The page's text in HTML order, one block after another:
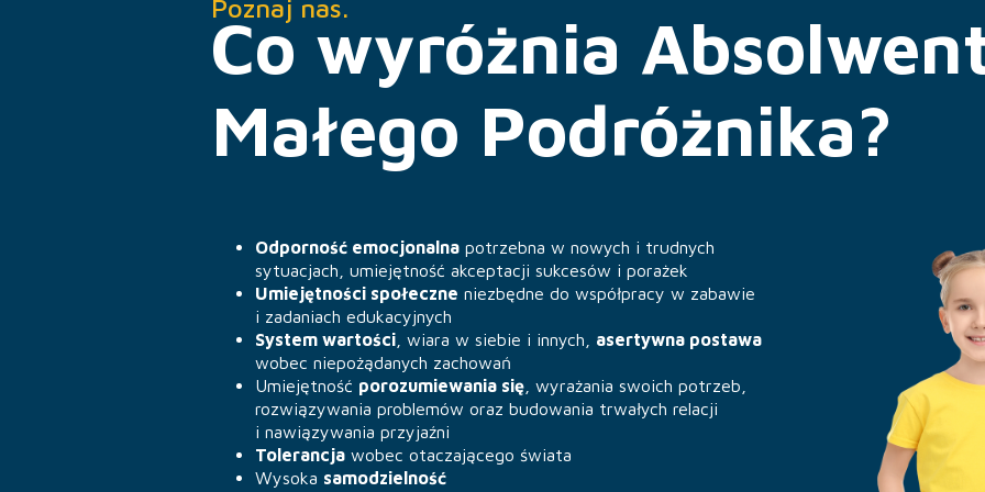
Poznaj nas.
Co wyróżnia
Małego Podróżnika?
Odporność emocjonalna potrzebna w nowych i trudnych
sytuacjach, umiejętność akceptacji sukcesów i porażek
Umiejętności społeczne niezbędne do współpracy w zabawie
i zadaniach edukacyjnych
System wartości , wiara w siebie i innych, asertywna postawa
wobec niepożądanych zachowań
Umiejętność porozumiewania się , wyrażania swoich potrzeb,
rozwiązywania problemów oraz budowania trwałych relacji
i nawiązywania przyjaźni
Tolerancja wobec otaczającego świata
Wysoka samodzielność